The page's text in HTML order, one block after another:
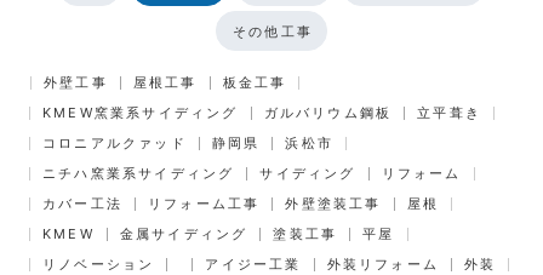
その他工事
外壁工事 屋根工事
板金工事
KMEW窯業系サイディング
ガルバリウム鋼板
立平葺き
コロニアルクァッド
静岡県
浜松市
ニチハ窯業系サイディング
サイディング
リフォーム
カバー工法
リフォーム工事 外壁塗装工事
屋根
KMEW
金属サイディング 塗装工事
平屋
リノベーション
アイジー工業 外装リフォーム
外装